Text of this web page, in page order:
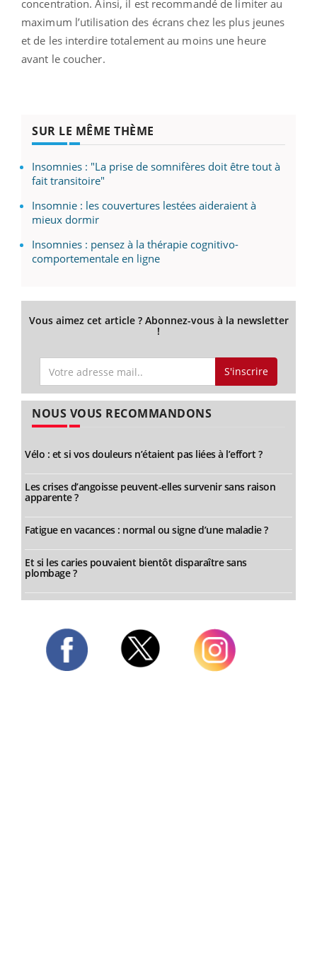
concentration. Ainsi, il est recommandé de limiter au
maximum l’utilisation des écrans chez les plus jeunes
et de les interdire totalement au moins une heure
avant le coucher.
SUR LE MÊME THÈME
Insomnies : "La prise de somnifères doit être tout à
fait transitoire"
Insomnie : les couvertures lestées aideraient à
mieux dormir
Insomnies : pensez à la thérapie cognitivo-
comportementale en ligne
Vous aimez cet article ? Abonnez-vous à la newsletter
!
S'inscrire
NOUS VOUS RECOMMANDONS
Vélo : et si vos douleurs n’étaient pas liées à l’effort ?
Les crises d’angoisse peuvent-elles survenir sans raison
apparente ?
Fatigue en vacances : normal ou signe d’une maladie ?
Et si les caries pouvaient bientôt disparaître sans
plombage ?